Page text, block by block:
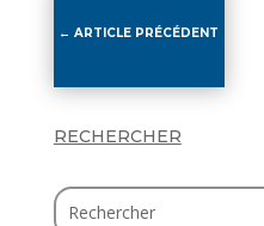
←ARTICLE PRÉCÉDENT
RECHERCHER